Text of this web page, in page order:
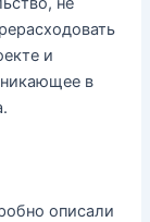
и
в
описали